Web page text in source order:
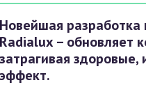
Новейшая
Radialux – обновляет
затрагивая
эффект.